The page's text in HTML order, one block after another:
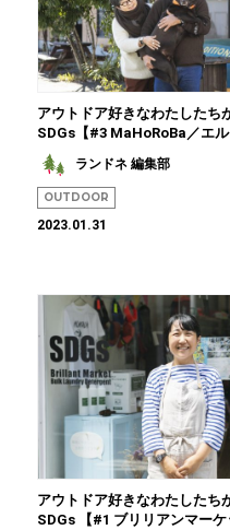
アウトドア好きなわたしたち
SDGs【#3 MaHoRoBa／エル
ランドネ 編集部
OUTDOOR
2023.01.31
アウトドア好きなわたしたち
SDGs 【#1 ブリリアンマーケ